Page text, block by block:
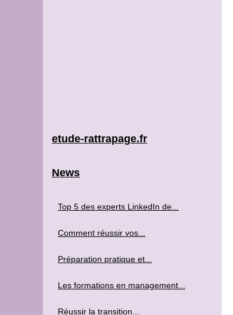
etude-rattrapage.fr
News
Top 5 des experts LinkedIn de...
Comment réussir vos...
Préparation pratique et...
Les formations en management...
Réussir la transition...